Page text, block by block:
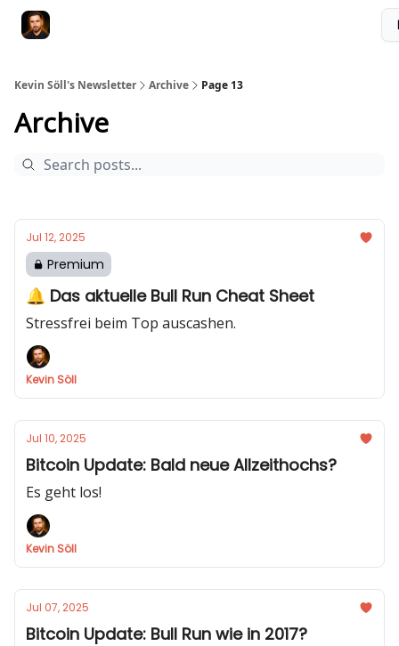
Kevin Söll's Newsletter Archive Page 13
Archive
Jul 12, 2025
Premium
🔔 Das aktuelle Bull Run Cheat Sheet
Stressfrei beim Top auscashen.
Kevin Söll
Jul 10, 2025
Bitcoin Update: Bald neue Allzeithochs?
Es geht los!
Kevin Söll
Jul 07, 2025
Bitcoin Update: Bull Run wie in 2017?